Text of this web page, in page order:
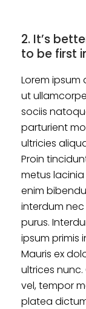
2. It’s
to be first
Lorem ipsum
ut
sociis
parturient
ultricies
Proin
metus
enim
interdum
purus.
ipsum primis
Mauris ex
ultrices
vel, tempor
platea